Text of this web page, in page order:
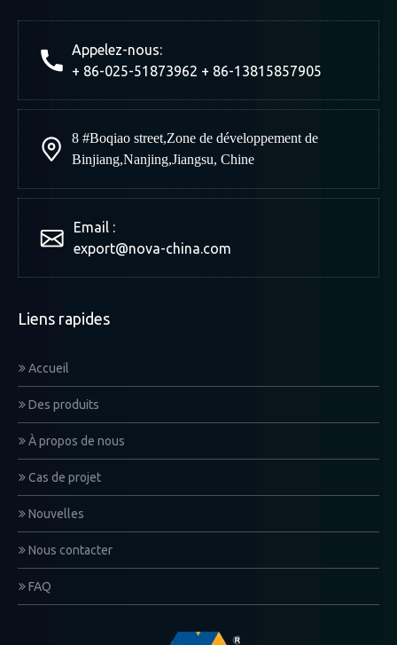
Appelez-nous:
+ 86-025-51873962 + 86-13815857905
8 #Boqiao street,Zone de développement de
Binjiang,Nanjing,Jiangsu, Chine
Email :
export@nova-china.com
Liens rapides
Accueil
Des produits
À propos de nous
Cas de projet
Nouvelles
Nous contacter
FAQ